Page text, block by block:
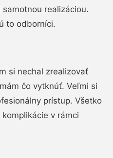
realizáciou.
to odborníci.
si nechal zrealizovať
čo vytknúť. Veľmi si
prístup. Všetko
v rámci